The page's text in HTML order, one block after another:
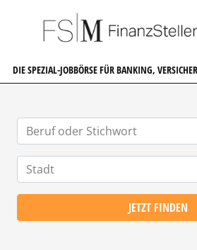
DIE SPEZIAL-JOBBÖRSE FÜR BANKING,
JETZT FINDEN